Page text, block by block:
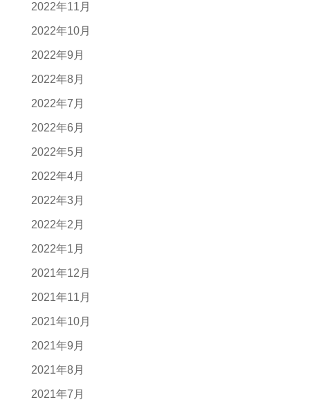
2022年11月
2022年10月
2022年9月
2022年8月
2022年7月
2022年6月
2022年5月
2022年4月
2022年3月
2022年2月
2022年1月
2021年12月
2021年11月
2021年10月
2021年9月
2021年8月
2021年7月